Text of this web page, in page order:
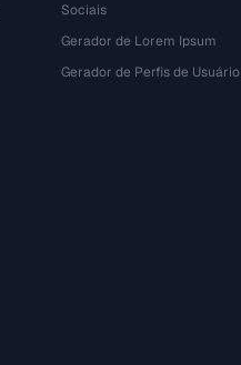
Sociais
Gerador de Lorem Ipsum
Gerador de Perfis de Usuário